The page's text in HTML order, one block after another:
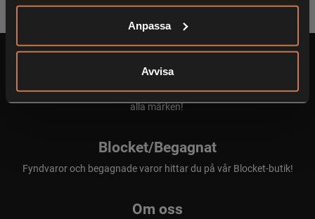
Anpassa
Avvisa
Serviceverkstad
Välkommen in till vår personliga verkstad som servar och reparerar
alla märken!
Blocket/Begagnat
Fyndvaror och begagnade varor hittar du på vår Blocket-butik!
Om oss